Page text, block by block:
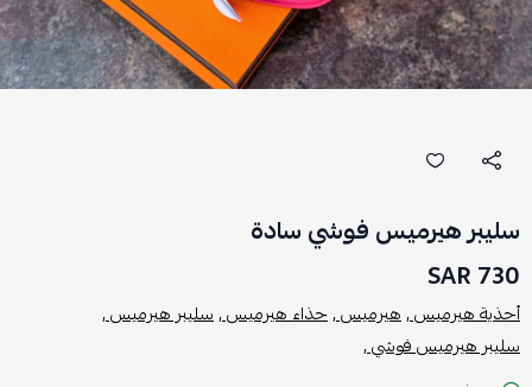
سليبر هيرميس فوشي سادة
730 SAR
أحذية هيرميس ,هيرميس ,حذاء هيرميس ,سليبر هيرميس ,
سليبر هيرميس فوشي ,